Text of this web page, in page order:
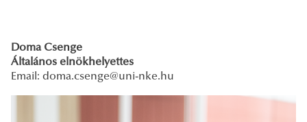
Doma Csenge
Általános elnökhelyettes
Email: doma.csenge@uni-nke.hu